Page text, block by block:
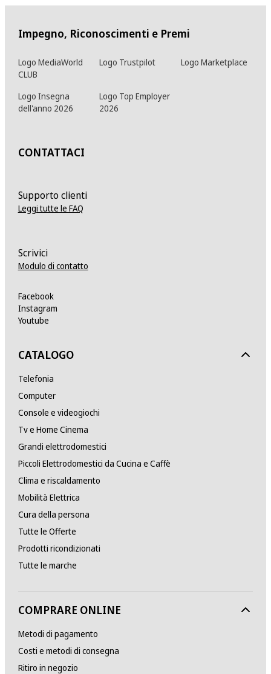
Impegno, Riconoscimenti e Premi
Logo MediaWorld
CLUB
Logo Trustpilot Logo Marketplace
Logo Insegna
dell'anno 2026
Logo Top Employer
2026
CONTATTACI
Supporto clienti
Leggi tutte le FAQ
Scrivici
Modulo di contatto
Facebook
Instagram
Youtube
CATALOGO
Telefonia
Computer
Console e videogiochi
Tv e Home Cinema
Grandi elettrodomestici
Piccoli Elettrodomestici da Cucina e Caffè
Clima e riscaldamento
Mobilità Elettrica
Cura della persona
Tutte le Offerte
Prodotti ricondizionati
Tutte le marche
COMPRARE ONLINE
Metodi di pagamento
Costi e metodi di consegna
Ritiro in negozio